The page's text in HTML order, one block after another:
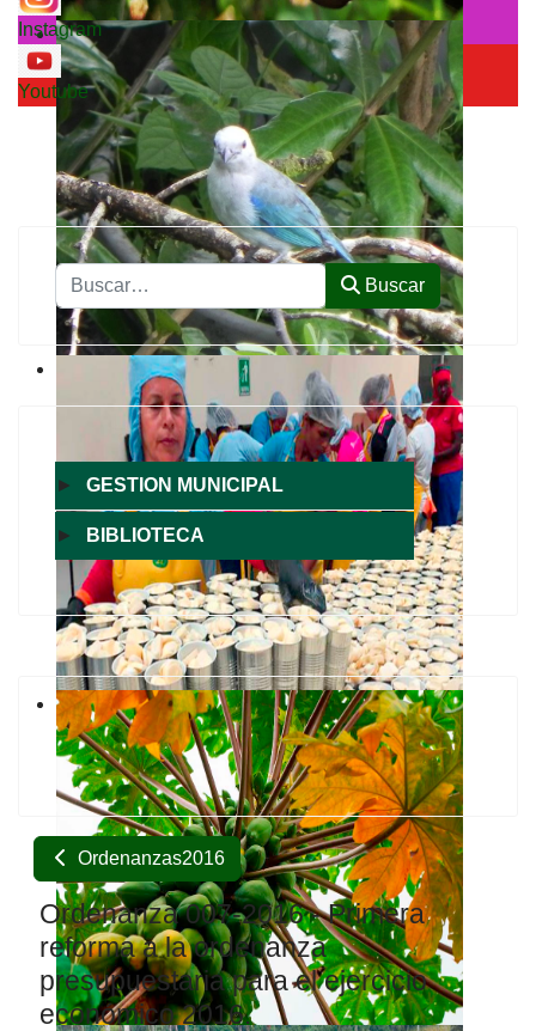
Instagram
Youtube
Buscar Buscar
► GESTION MUNICIPAL
► BIBLIOTECA
Ordenanzas2016
Ordenanza 007-2016 - Primera
reforma a la ordenanza
presupuestaria para el ejercicio
económico 2016.